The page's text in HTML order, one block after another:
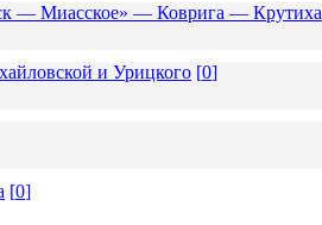
— Миасское» — Коврига — Крутиха
и Урицкого [0]
[0]